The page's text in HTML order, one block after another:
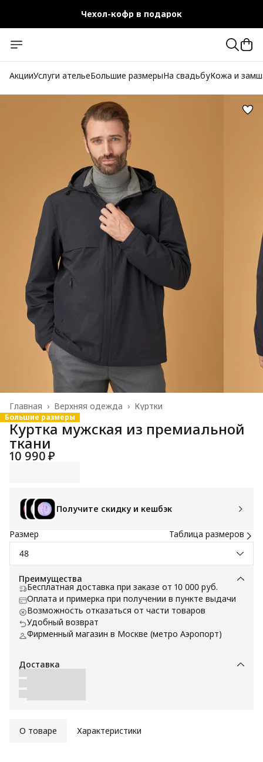
Чехол-кофр в подарок
Бесплатная доставка при заказе от 10 000 руб.
АкцииУслуги ательеБольшие размерыНа свадьбуКожа и
Куртки
Верхняя одежда ›
Главная ›
Большие размеры
Куртка мужская из премиальной
ткани
10 990 ₽
Получите скидку и кешбэк
Размер
Таблица размеров
48
Преимущества
Бесплатная доставка при заказе от 10 000 руб.
Оплата и примерка при получении в пункте выдачи
Возможность отказаться от части товаров
Удобный возврат
Фирменный магазин в Москве (метро Аэропорт)
Доставка
О товаре Характеристики